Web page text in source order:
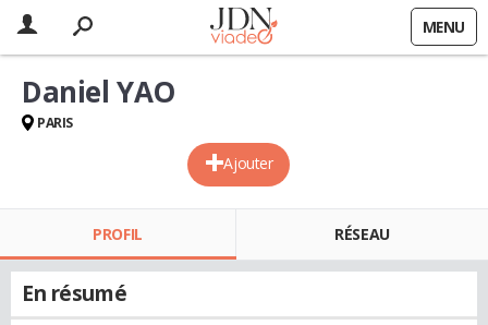
MENU
Ajouter
Daniel YAO
PARIS
PROFIL RÉSEAU
En résumé